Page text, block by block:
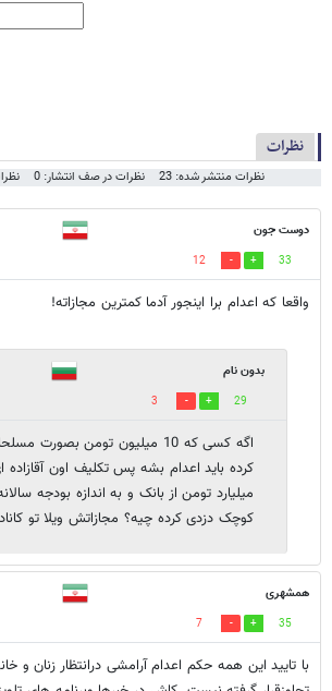
نظرات
نظرات منتشر شده: 23 نظرات در صف انتشار: 0
دوست جون
33
12
واقعا که اعدام برا اینجور آدما کمترین مجازاته!
بدون نام
29
3
اگه کسی که 10 میلیون تومن بصورت
میلیارد تومن از بانک و به اندازه بودجه
کوچک دزدی کرده چیه؟ مجازاتش ویلا تو
همشهری
35
7
با تایید این همه حکم اعدام آرامشی درانتظار زنان و